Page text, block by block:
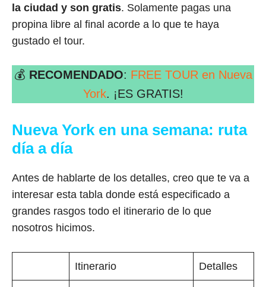
la ciudad y son gratis. Solamente pagas una
propina libre al final acorde a lo que te haya
gustado el tour.
💰 RECOMENDADO: FREE TOUR en Nueva
York. ¡ES GRATIS!
Nueva York en una semana: ruta
día a día
Antes de hablarte de los detalles, creo que te va a
interesar esta tabla donde está especificado a
grandes rasgos todo el itinerario de lo que
nosotros hicimos.
Itinerario Detalles